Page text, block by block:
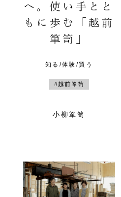
へ。使い手とと
もに歩む「越前
箪笥」
知る/体験/買う
#越前箪笥
小柳箪笥